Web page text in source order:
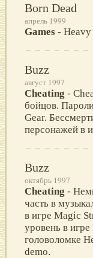
Born Dead
апрель 1999
Games - Heavy
Buzz
август 1997
Cheating -
бойцов.
Gear.
персонажей в
Buzz
октябрь 1997
Cheating -
часть в
в игре Magic
уровень в
головоломке
demo.